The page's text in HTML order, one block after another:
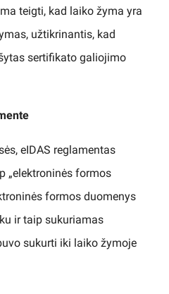
teigti, kad laiko žyma yra
užtikrinantis, kad
sertifikato galiojimo
eIDAS reglamentas
„elektroninės formos
formos duomenys
ir taip sukuriamas
sukurti iki laiko žymoje